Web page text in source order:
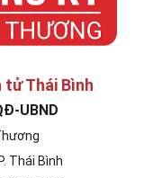
Thái Bình
UBND
Thái Bình